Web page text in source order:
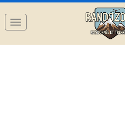
Navigation